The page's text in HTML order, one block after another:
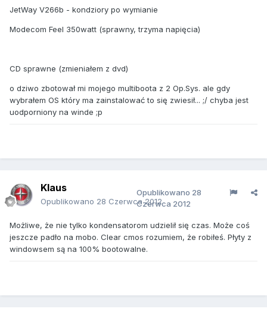
JetWay V266b - kondziory po wymianie
Modecom Feel 350watt (sprawny, trzyma napięcia)
CD sprawne (zmieniałem z dvd)
o dziwo zbotował mi mojego multiboota z 2 Op.Sys. ale gdy
wybrałem OS który ma zainstalować to się zwiesił... ;/ chyba jest
uodporniony na winde ;p
Klaus
Opublikowano 28 Czerwca 2012
Opublikowano 28
Czerwca 2012
Możliwe, że nie tylko kondensatorom udzielił się czas. Może coś
jeszcze padło na mobo. Clear cmos rozumiem, że robiłeś. Płyty z
windowsem są na 100% bootowalne.